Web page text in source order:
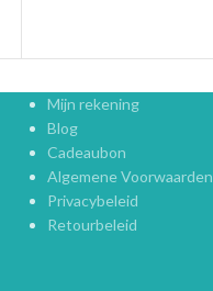
Mijn rekening
Blog
Cadeaubon
Algemene Voorwaarden
Privacybeleid
Retourbeleid